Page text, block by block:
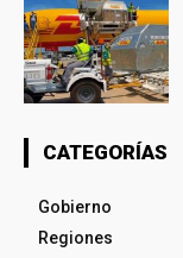
CATEGORÍAS
Gobierno
Regiones